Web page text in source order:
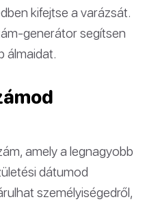
kifejtse a varázsát.
generátor segítsen
álmaidat.
amely a legnagyobb
dátumod
személyiségedről,